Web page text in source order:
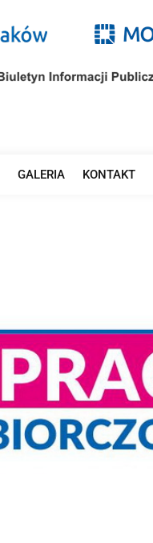
GALERIA KONTAKT